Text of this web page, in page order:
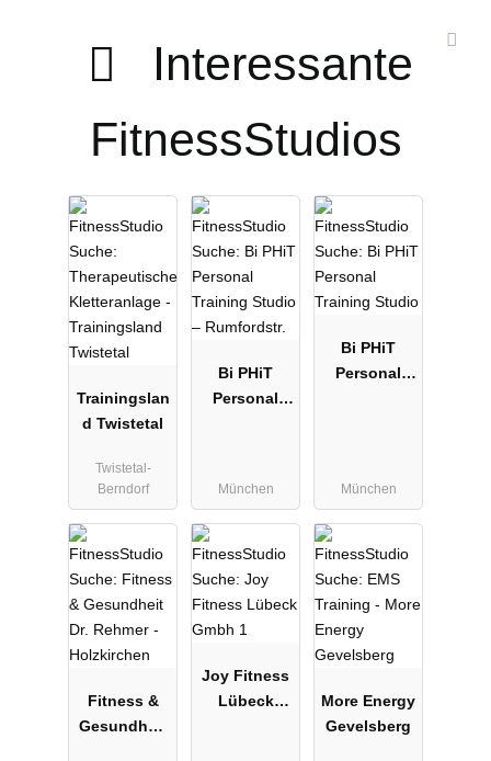
Interessante
FitnessStudios
Trainingslan
d Twistetal
Twistetal-
Berndorf
Bi PHiT
Personal
München
Bi PHiT
Personal
München
Fitness &
Gesundheit
Joy Fitness
Lübeck
More Energy
Gevelsberg